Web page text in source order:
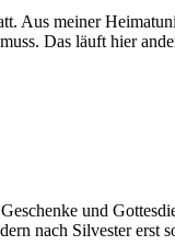
Aus meiner
Das läuft hier
und
nach Silvester